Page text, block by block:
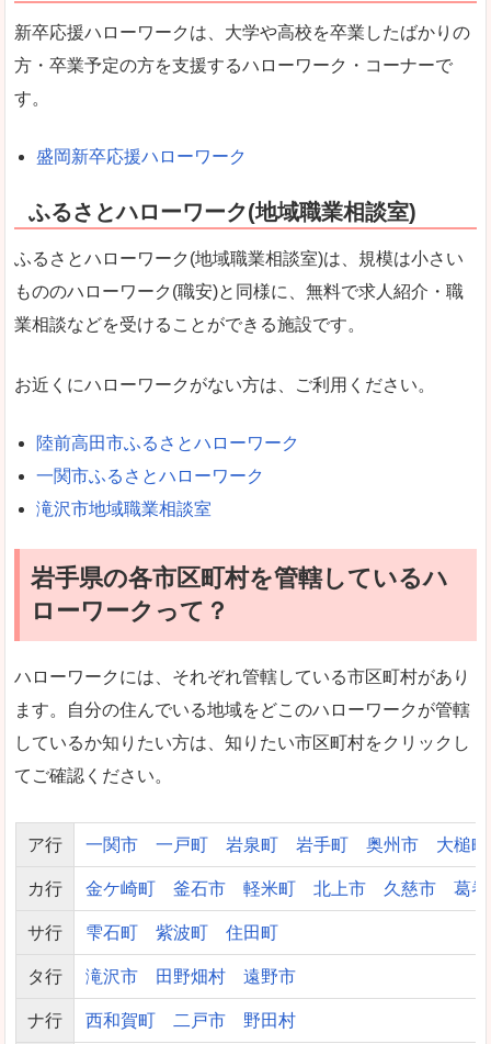
新卒応援ハローワークは、大学や高校を卒業したばかりの
方・卒業予定の方を支援するハローワーク・コーナーで
す。
盛岡新卒応援ハローワーク
ふるさとハローワーク(地域職業相談室)
ふるさとハローワーク(地域職業相談室)は、規模は小さい
もののハローワーク(職安)と同様に、無料で求人紹介・職
業相談などを受けることができる施設です。
お近くにハローワークがない方は、ご利用ください。
陸前高田市ふるさとハローワーク
一関市ふるさとハローワーク
滝沢市地域職業相談室
岩手県の各市区町村を管轄しているハ
ローワークって？
ハローワークには、それぞれ管轄している市区町村があり
ます。自分の住んでいる地域をどこのハローワークが管轄
しているか知りたい方は、知りたい市区町村をクリックし
てご確認ください。
ア行 一関市 一戸町 岩泉町 岩手町 奥州市 大槌町
カ行 金ケ崎町 釜石市 軽米町 北上市 久慈市 葛
サ行 雫石町 紫波町 住田町
タ行 滝沢市 田野畑村 遠野市
ナ行 西和賀町 二戸市 野田村